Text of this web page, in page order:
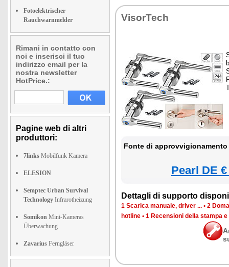
Fotoelektrischer
Rauchwarnmelder
Rimani in contatto con
noi e inserisci il tuo
indirizzo email per la
nostra newsletter
HotPrice.:
Pagine web di altri
produttori:
7links Mobilfunk Kamera
ELESION
Semptec Urban Survival
Technology Infrarotheizung
Somikon Mini-Kameras
Überwachung
Zavarius Ferngläser
VisorTech
Fonte di
Pearl DE
Dettagli di supporto
1 Scarica manuale, driver ... • 2
hotline • 1 Recensioni della stampa